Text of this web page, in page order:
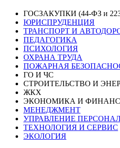
ГОСЗАКУПКИ (44-ФЗ и
ЮРИСПРУДЕНЦИЯ
ТРАНСПОРТ И
ПЕДАГОГИКА
ПСИХОЛОГИЯ
ОХРАНА ТРУДА
ПОЖАРНАЯ
ГО И ЧС
СТРОИТЕЛЬСТВО И
ЖКХ
ЭКОНОМИКА И
МЕНЕДЖМЕНТ
УПРАВЛЕНИЕ
ТЕХНОЛОГИЯ И СЕРВИС
ЭКОЛОГИЯ